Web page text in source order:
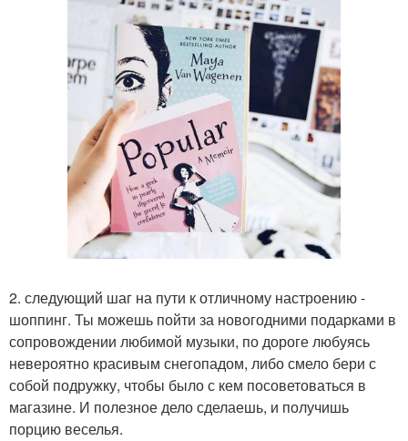
2. следующий шаг на пути к отличному настроению -
шоппинг. Ты можешь пойти за новогодними подарками в
сопровождении любимой музыки, по дороге любуясь
невероятно красивым снегопадом, либо смело бери с
собой подружку, чтобы было с кем посоветоваться в
магазине. И полезное дело сделаешь, и получишь
порцию веселья.